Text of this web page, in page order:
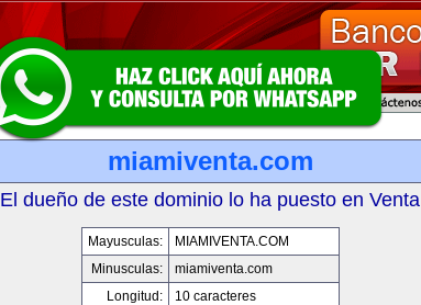
miamiventa.com
El dueño de este dominio lo ha puesto en Venta
Mayusculas:
MIAMIVENTA.COM
Minusculas:
miamiventa.com
Longitud:
10 caracteres